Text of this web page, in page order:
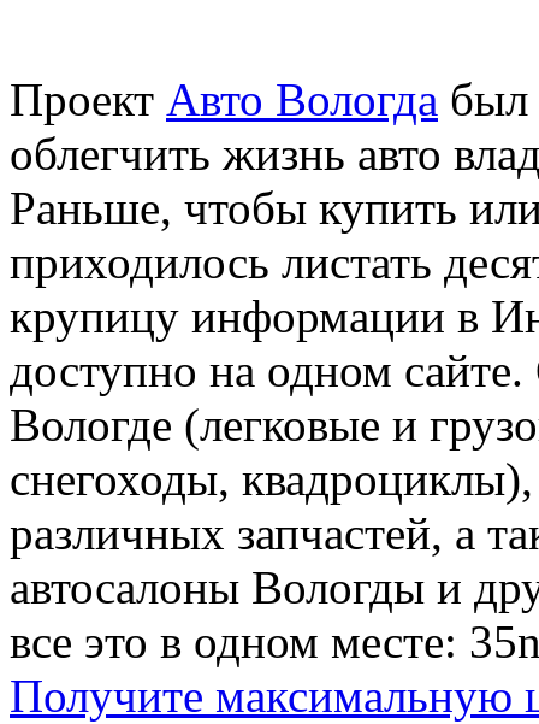
Проект Авто Вологда был
облегчить жизнь авто
Раньше, чтобы купить
приходилось листать
крупицу информации в
доступно на одном
Вологде (легковые и
снегоходы,
различных запчастей, а
автосалоны Вологды и
все это в одном месте:
Получите максимальную